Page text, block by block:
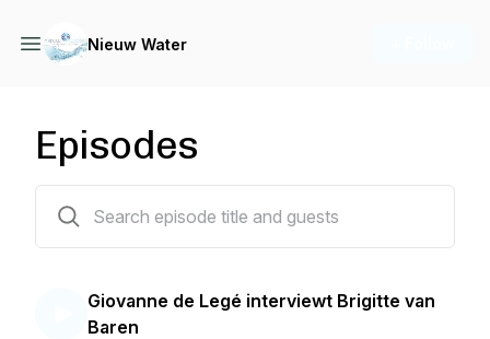
Nieuw Water
Episodes
Giovanne de Legé interviewt Brigitte van
Baren